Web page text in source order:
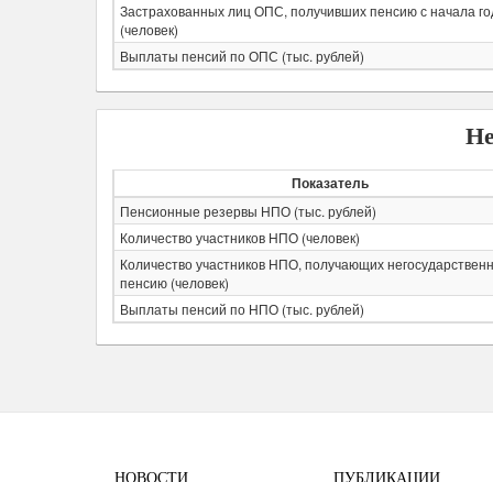
Застрахованных лиц ОПС, получивших пенсию с начала
(человек)
Выплаты пенсий по ОПС (тыс. рублей)
Показатель
Пенсионные резервы НПО (тыс. рублей)
Количество участников НПО (человек)
Количество участников НПО, получающих
пенсию (человек)
Выплаты пенсий по НПО (тыс. рублей)
НОВОСТИ ПУБЛИКАЦИИ